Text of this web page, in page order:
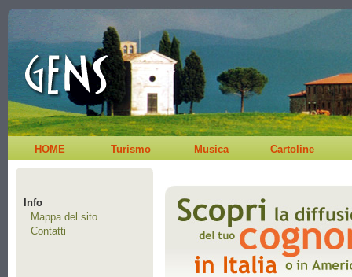
HOME Turismo Musica Cartoline
Info
Mappa del sito
Contatti